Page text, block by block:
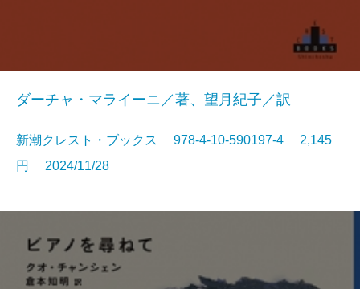
ダーチャ・マライーニ／著、望月紀子／訳
新潮クレスト・ブックス 978-4-10-590197-4 2,145
円 2024/11/28